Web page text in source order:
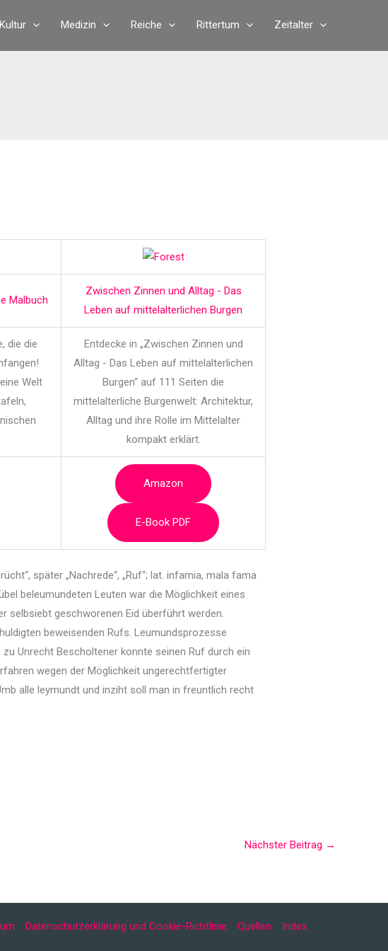
Kultur Medizin Reiche Rittertum Zeitalter
Malbuch
Zwischen Zinnen und Alltag - Das
Leben auf mittelalterlichen Burgen
die die
Welt
Entdecke in „Zwischen Zinnen und
Alltag - Das Leben auf mittelalterlichen
Burgen“ auf 111 Seiten die
mittelalterliche Burgenwelt: Architektur,
Alltag und ihre Rolle im Mittelalter
kompakt erklärt.
Amazon
E-Book PDF
später „Nachrede“, „Ruf“; lat. infamia, mala fama
beleumundeten Leuten war die Möglichkeit eines
selbsiebt geschworenen Eid überführt werden.
beweisenden Rufs. Leumundsprozesse
Unrecht Bescholtener konnte seinen Ruf durch ein
wegen der Möglichkeit ungerechtfertigter
alle leymundt und inziht soll man in freuntlich recht
Nächster Beitrag →
Datenschutzerklärung und Cookie-Richtlinie Quellen Index